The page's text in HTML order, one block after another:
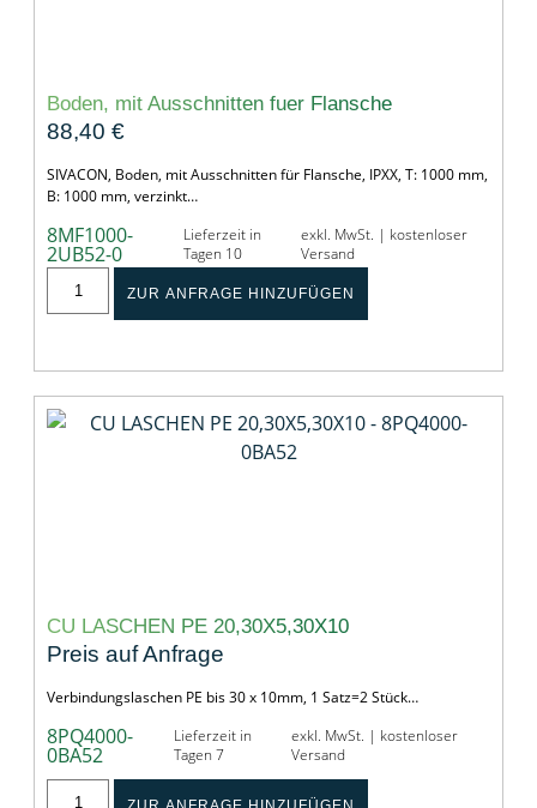
Boden, mit Ausschnitten fuer Flansche
88,40 €
SIVACON, Boden, mit Ausschnitten für Flansche, IPXX, T: 1000 mm,
B: 1000 mm, verzinkt…
8MF1000-
2UB52-0
Lieferzeit in
Tagen 10
exkl. MwSt. | kostenloser
Versand
ZUR ANFRAGE HINZUFÜGEN
CU LASCHEN PE 20,30X5,30X10
Preis auf Anfrage
Verbindungslaschen PE bis 30 x 10mm, 1 Satz=2 Stück…
8PQ4000-
0BA52
Lieferzeit in
Tagen 7
exkl. MwSt. | kostenloser
Versand